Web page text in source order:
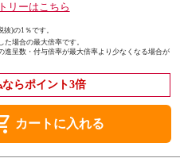
リーはこちら
)の1％です。
場合の最大倍率です。
呈数・付与倍率が最大倍率より少なくなる場合が
らポイント3倍
カートに入れる